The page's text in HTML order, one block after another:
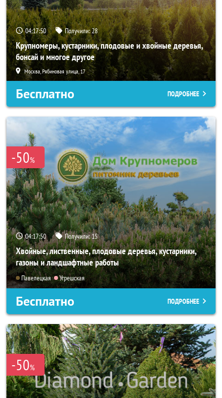
04:17:49 Получили:28
Крупномеры, кустарники, плодовые и хвойные деревья,
бонсай и многое другое
Москва, Рябиновая улица, 17
Бесплатно ПОДРОБНЕЕ
-50%
04:17:49 Получили:15
Хвойные, лиственные, плодовые деревья, кустарники,
газоны и ландшафтные работы
Павелецкая Угрешская
Бесплатно ПОДРОБНЕЕ
-50%